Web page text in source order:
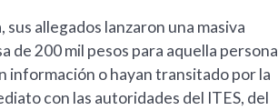
allegados lanzaron una masiva
200 mil pesos para aquella persona
o hayan transitado por la
con las autoridades del ITES, del